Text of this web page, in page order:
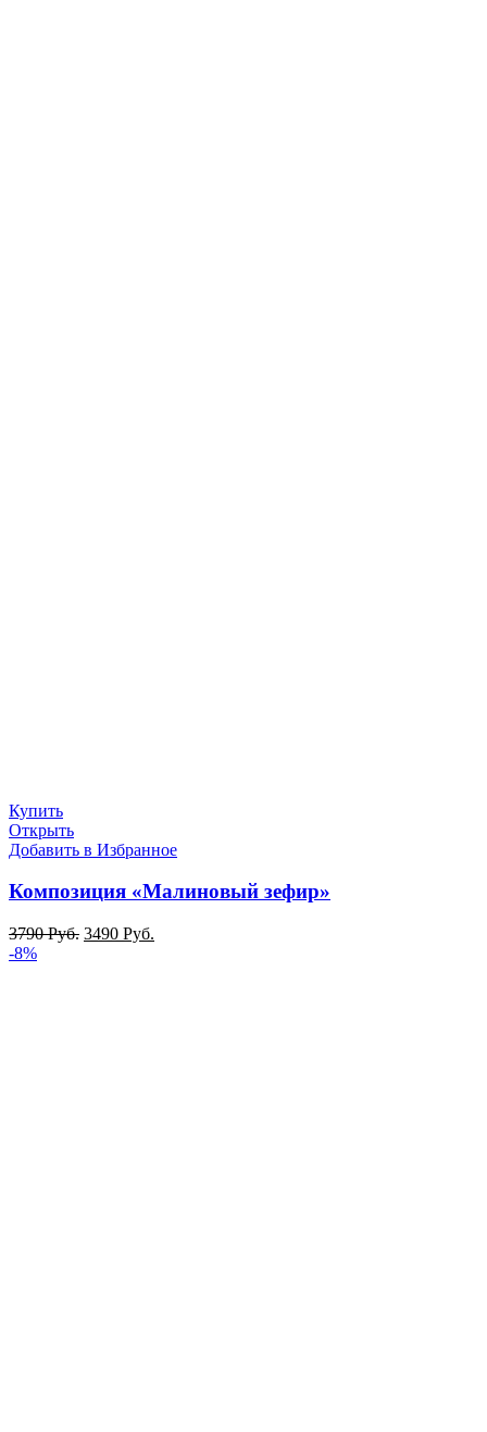
Купить
Открыть
Добавить в Избранное
Композиция «Малиновый зефир»
3790Руб. 3490 Руб.
-8%